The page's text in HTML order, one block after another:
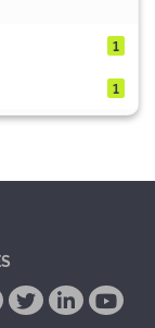
1
1